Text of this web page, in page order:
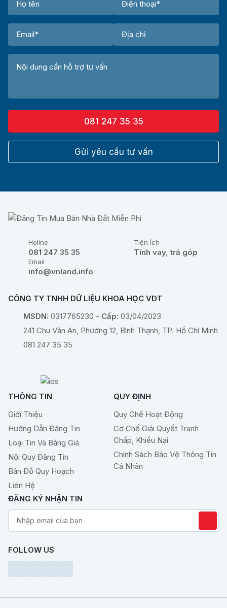
081 247 35 35
Gửi yêu cầu tư vấn
Holine
081 247 35 35
Tiện Ích
Tính vay, trả góp
Email
info@vnland.info
CÔNG TY TNHH DỮ LIỆU KHOA HỌC VDT
MSDN: 0317765230 - Cấp: 03/04/2023
241 Chu Văn An, Phường 12, Bình Thạnh, TP. Hồ Chí Minh
081 247 35 35
THÔNG TIN
Giới Thiệu
Hướng Dẫn Đăng Tin
Loại Tin Và Bảng Giá
Nội Quy Đăng Tin
Bản Đồ Quy Hoạch
Liên Hệ
QUY ĐỊNH
Quy Chế Hoạt Động
Cơ Chế Giải Quyết Tranh
Chấp, Khiếu Nại
Chính Sách Bảo Vệ Thông Tin
Cá Nhân
ĐĂNG KÝ NHẬN TIN
FOLLOW US